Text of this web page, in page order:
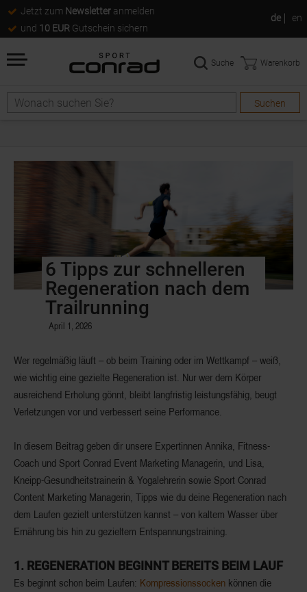
Jetzt zum Newsletter anmelden
und 10 EUR Gutschein sichern
de en
Suchen
Suche Warenkorb
6 Tipps zur schnelleren
Regeneration nach dem
Trailrunning
April 1, 2026
Wer regelmäßig läuft – ob beim Training oder im Wettkampf – weiß,
wie wichtig eine gezielte Regeneration ist. Nur wer dem Körper
ausreichend Erholung gönnt, bleibt langfristig leistungsfähig, beugt
Verletzungen vor und verbessert seine Performance.
In diesem Beitrag geben dir unsere Expertinnen Annika, Fitness-
Coach und Sport Conrad Event Marketing Managerin, und Lisa,
Kneipp-Gesundheitstrainerin & Yogalehrerin sowie Sport Conrad
Content Marketing Managerin, Tipps wie du deine Regeneration nach
dem Laufen gezielt unterstützen kannst – von kaltem Wasser über
Ernährung bis hin zu gezieltem Entspannungstraining.
1. REGENERATION BEGINNT BEREITS BEIM LAUF
Es beginnt schon beim Laufen: Kompressionssocken können die